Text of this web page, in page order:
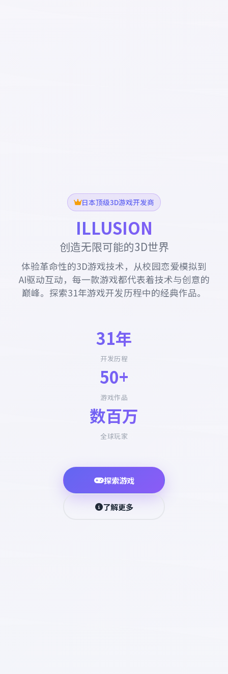
日本顶级3D游戏开发商
ILLUSION
创造无限可能的3D世界
体验革命性的3D游戏技术，从校园恋爱模拟到
AI驱动互动，每一款游戏都代表着技术与创意的
巅峰。探索31年游戏开发历程中的经典作品。
31年
开发历程
50+
游戏作品
数百万
全球玩家
探索游戏
了解更多